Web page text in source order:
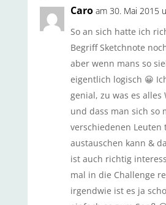
Caro am 30. Mai 2015
So an sich hatte ich
Begriff Sketchnote
aber wenn mans so
eigentlich logisch 😀
genial, zu was es alles
und dass man sich so
verschiedenen Leuten
austauschen kann &
ist auch richtig
mal in die Challenge
irgendwie ist es ja